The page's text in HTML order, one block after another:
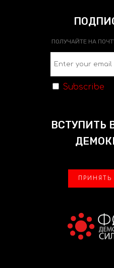
ПОЛУЧАЙТЕ НА
Subscribe
ВСТУПИТЬ
ПРИНЯТЬ